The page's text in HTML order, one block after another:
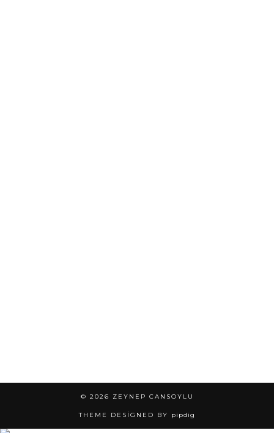
© 2026 ZEYNEP CANSOYLU
THEME DESIGNED BY pipdig